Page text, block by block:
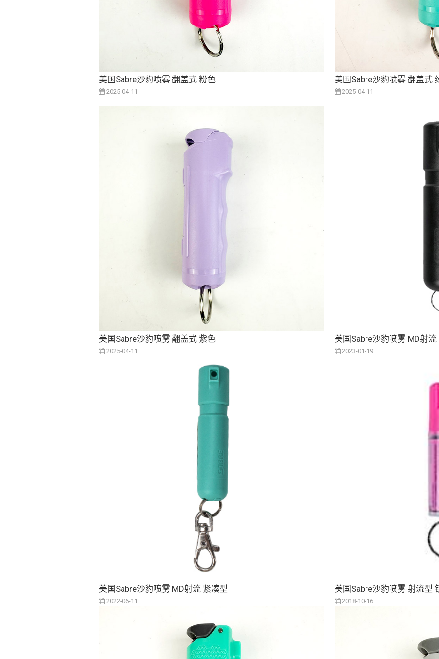
美国Sabre沙豹喷雾 翻盖式 粉色
2025-04-11
美国Sabre沙豹喷雾 翻盖式
2025-04-11
美国Sabre沙豹喷雾 翻盖式 紫色
2025-04-11
美国Sabre沙豹喷雾 MD射
2023-01-19
美国Sabre沙豹喷雾 MD射流 紧凑型
2022-06-11
美国Sabre沙豹喷雾 射流型
2018-10-16